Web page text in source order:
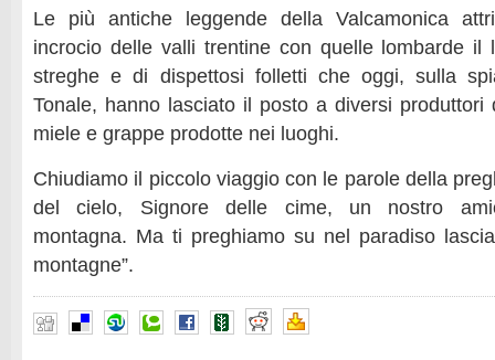
Le più antiche leggende della Valcamonica
incrocio delle valli trentine con quelle lombarde il
streghe e di dispettosi folletti che oggi, sulla
Tonale, hanno lasciato il posto a diversi produttori
miele e grappe prodotte nei luoghi.
Chiudiamo il piccolo viaggio con le parole della
del cielo, Signore delle cime, un nostro
montagna. Ma ti preghiamo su nel paradiso
montagne”.